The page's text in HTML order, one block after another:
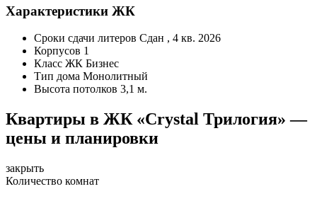
Характеристики ЖК
Сроки сдачи литеров Сдан , 4 кв. 2026
Корпусов 1
Класс ЖК Бизнес
Тип дома Монолитный
Высота потолков 3,1 м.
Квартиры в ЖК «Crystal Трилогия» —
цены и планировки
закрыть
Количество комнат